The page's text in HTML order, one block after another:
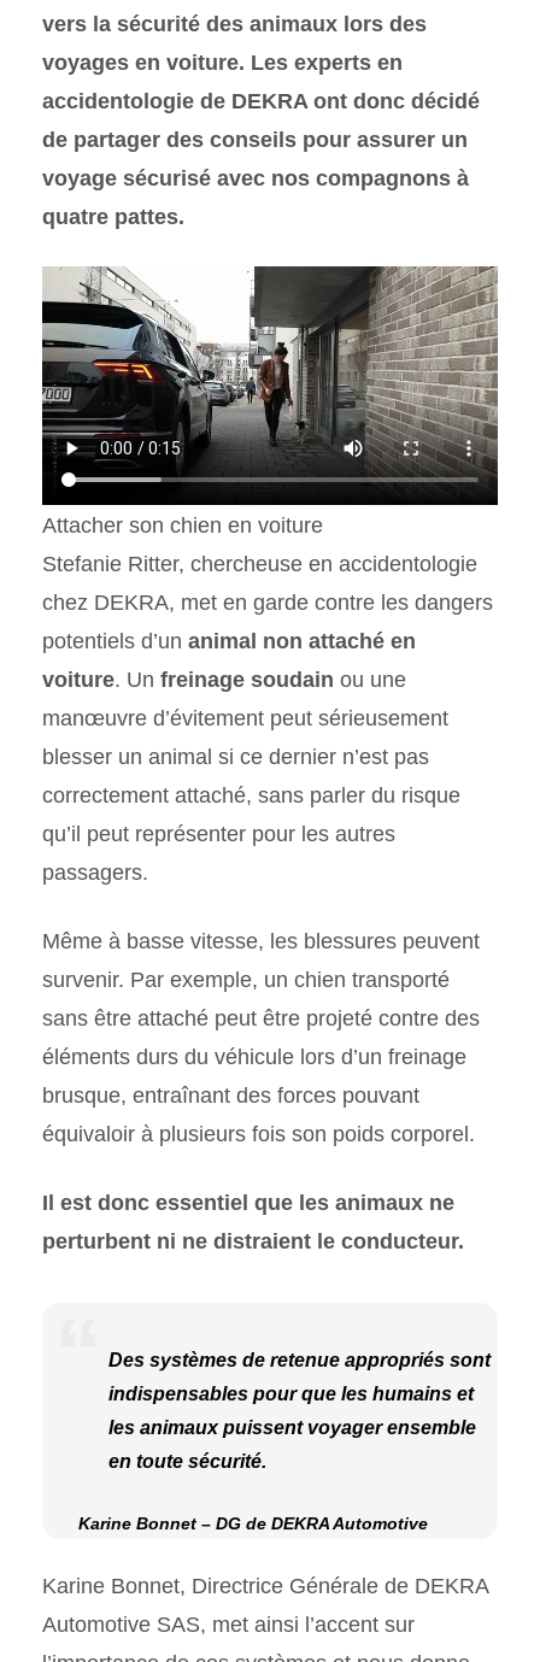
vers la sécurité des animaux lors des
voyages en voiture. Les experts en
accidentologie de DEKRA ont donc décidé
de partager des conseils pour assurer un
voyage sécurisé avec nos compagnons à
quatre pattes.
Attacher son chien en voiture
Stefanie Ritter, chercheuse en accidentologie
chez DEKRA, met en garde contre les dangers
potentiels d’un animal non attaché en
voiture. Un freinage soudain ou une
manœuvre d’évitement peut sérieusement
blesser un animal si ce dernier n’est pas
correctement attaché, sans parler du risque
qu’il peut représenter pour les autres
passagers.
Même à basse vitesse, les blessures peuvent
survenir. Par exemple, un chien transporté
sans être attaché peut être projeté contre des
éléments durs du véhicule lors d’un freinage
brusque, entraînant des forces pouvant
équivaloir à plusieurs fois son poids corporel.
Il est donc essentiel que les animaux ne
perturbent ni ne distraient le conducteur.
Des systèmes de retenue appropriés sont
indispensables pour que les humains et
les animaux puissent voyager ensemble
en toute sécurité.
Karine Bonnet – DG de DEKRA Automotive
Karine Bonnet, Directrice Générale de DEKRA
Automotive SAS, met ainsi l’accent sur